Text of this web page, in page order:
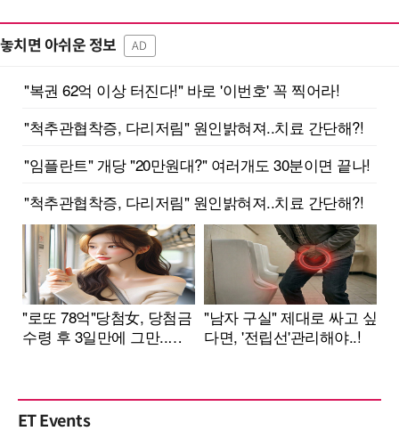
놓치면 아쉬운 정보 AD
ET Events